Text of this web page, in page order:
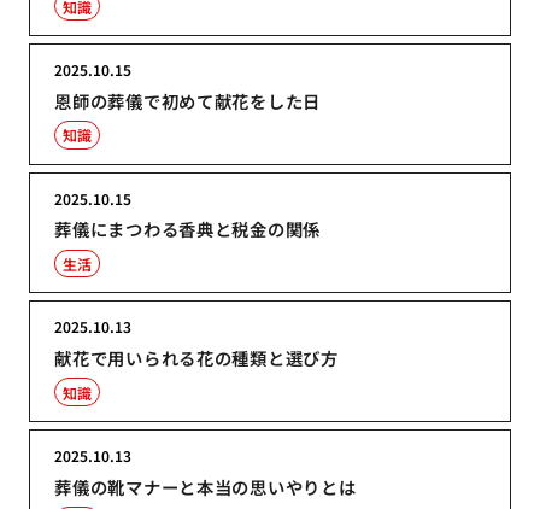
知識
恩師の葬儀で初めて献花をした日
2025.10.15
知識
葬儀にまつわる香典と税金の関係
2025.10.15
生活
献花で用いられる花の種類と選び方
2025.10.13
知識
葬儀の靴マナーと本当の思いやりとは
2025.10.13